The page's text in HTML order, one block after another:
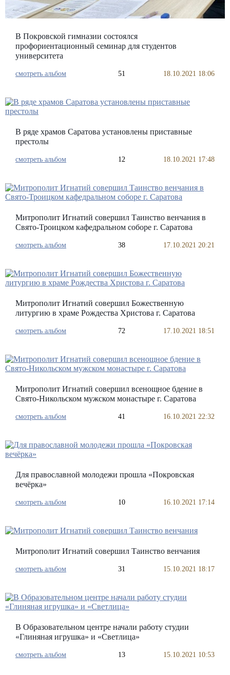
В Покровской гимназии состоялся
профориентационный семинар для студентов
университета
смотреть альбом 51 18.10.2021 18:06
В ряде храмов Саратова установлены приставные
престолы
смотреть альбом 12 18.10.2021 17:48
Митрополит Игнатий совершил Таинство венчания в
Свято-Троицком кафедральном соборе г. Саратова
смотреть альбом 38 17.10.2021 20:21
Митрополит Игнатий совершил Божественную
литургию в храме Рождества Христова г. Саратова
смотреть альбом 72 17.10.2021 18:51
Митрополит Игнатий совершил всенощное бдение в
Свято-Никольском мужском монастыре г. Саратова
смотреть альбом 41 16.10.2021 22:32
Для православной молодежи прошла «Покровская
вечëрка»
смотреть альбом 10 16.10.2021 17:14
Митрополит Игнатий совершил Таинство венчания
смотреть альбом 31 15.10.2021 18:17
В Образовательном центре начали работу студии
«Глиняная игрушка» и «Светлица»
смотреть альбом 13 15.10.2021 10:53